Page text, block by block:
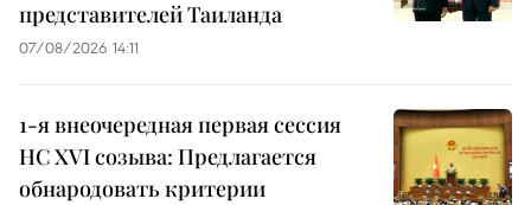
представителей Таиланда
07/08/2026 14:11
1-я внеочередная первая сессия
НС XVI созыва: Предлагается
обнародовать критерии